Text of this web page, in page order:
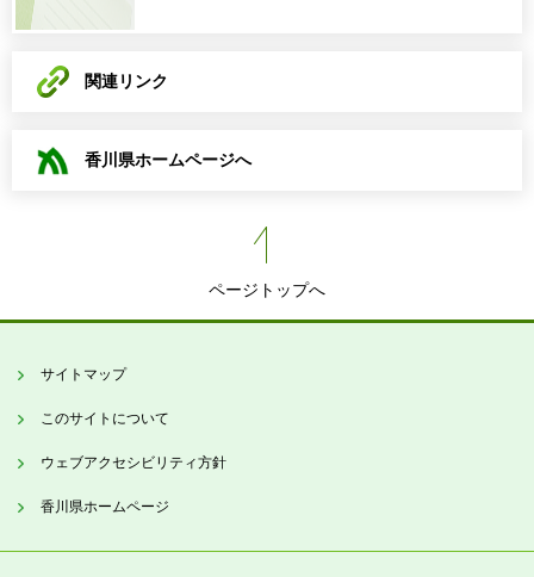
関連リンク
香川県ホームページへ
ページトップへ
サイトマップ
このサイトについて
ウェブアクセシビリティ方針
香川県ホームページ